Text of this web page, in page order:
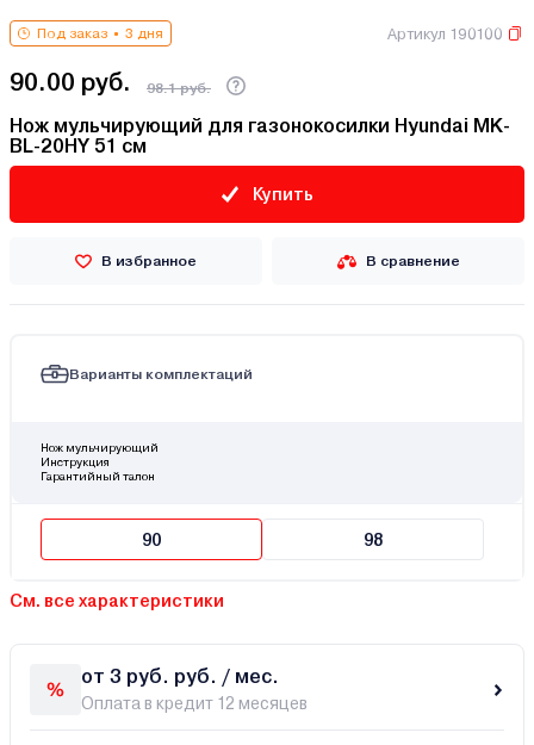
Под заказ 3 дня Артикул 190100
90.00 руб. 98.1 руб.
Нож мульчирующий для газонокосилки Hyundai MK-
BL-20HY 51 см
Купить
В избранное В сравнение
Варианты комплектаций
Нож мульчирующий
Инструкция
Гарантийный талон
90 98
См. все характеристики
от 3 руб. руб. / мес.
Оплата в кредит 12 месяцев